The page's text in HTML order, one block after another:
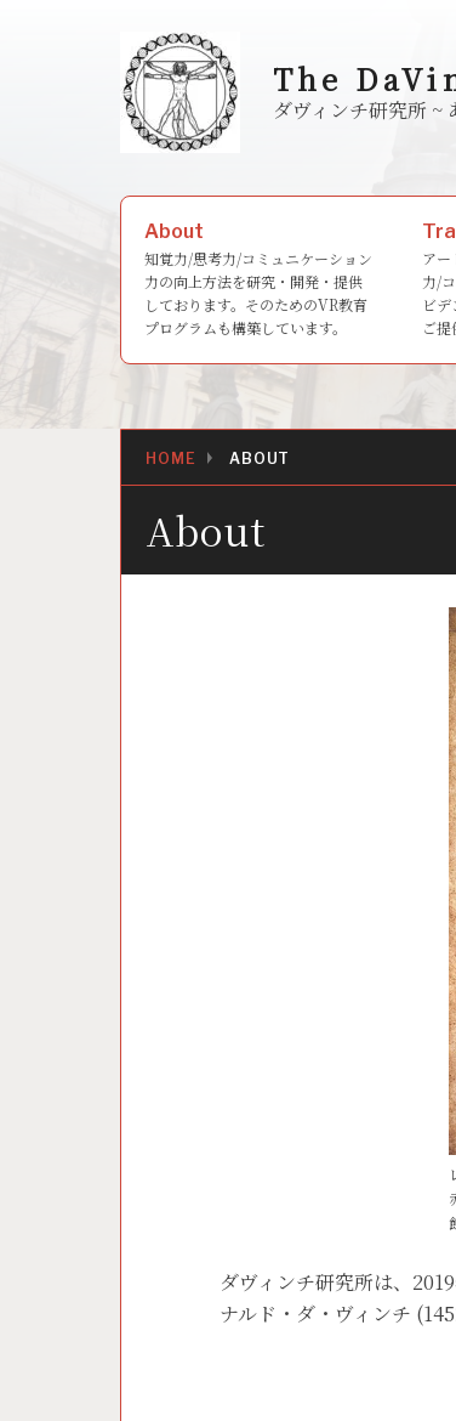
The
ダヴィンチ研究所
About
知覚力/思考力/コミュニケーション
力の向上方法を研究・開発・提供
しております。そのためのVR教育
プログラムも構築しています。
アー
力/
ビ
ご提
HOME ABOUT
About
ダヴィンチ研究所は、
ナルド・ダ・ヴィンチ